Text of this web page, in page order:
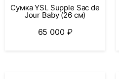
Сумка YSL Supple Sac de
Jour Baby (26 см)
65 000 ₽